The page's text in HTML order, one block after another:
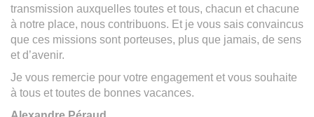
transmission auxquelles toutes et tous, chacun et chacune
à notre place, nous contribuons. Et je vous sais convaincus
que ces missions sont porteuses, plus que jamais, de sens
et d’avenir.
Je vous remercie pour votre engagement et vous souhaite
à tous et toutes de bonnes vacances.